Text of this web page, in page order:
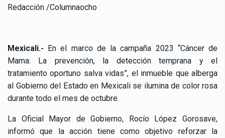
Redacción /Columnaocho
Mexicali.- En el marco de la campaña 2023 “Cáncer de
Mama: La prevención, la detección temprana y el
tratamiento oportuno salva vidas”, el inmueble que alberga
al Gobierno del Estado en Mexicali se ilumina de color rosa
durante todo el mes de octubre.
La Oficial Mayor de Gobierno, Rocío López Gorosave,
informó que la acción tiene como objetivo reforzar la